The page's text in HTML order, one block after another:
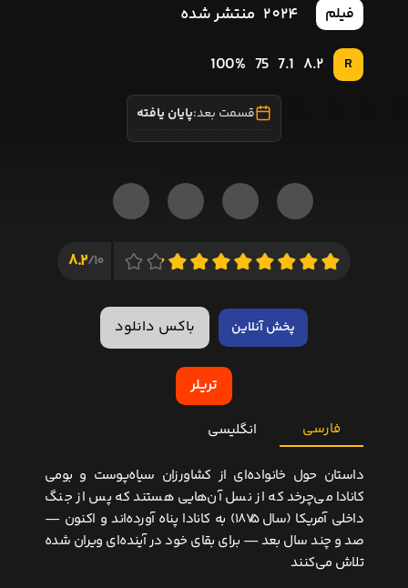
فیلم 2024 منتشر شده
R
8.2
7.1
75
100%
قسمت بعد:پایان یافته
10/
8.2
پخش آنلاین باکس دانلود
تریلر
فارسی انگلیسی
داستان حول خانواده‌ای از کشاورزان سیاه‌پوست و بومی
کانادا می‌چرخد که از نسل آن‌هایی هستند که پس از جنگ
داخلی آمریکا (سال ۱۸۷۵) به کانادا پناه آورده‌اند و اکنون —
صد و چند سال بعد — برای بقای خود در آینده‌ای ویران شده
تلاش می‌کنند